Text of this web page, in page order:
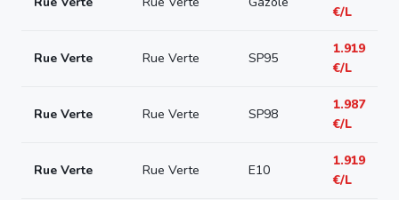
€/L
Rue Verte Rue Verte SP95
1.919
€/L
Rue Verte Rue Verte SP98
1.987
€/L
Rue Verte Rue Verte E10
1.919
€/L